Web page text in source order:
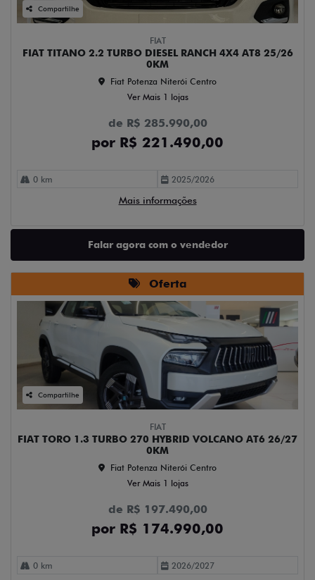
Compartilhe
FIAT
FIAT TITANO 2.2 TURBO DIESEL RANCH 4X4 AT8 25/26
0KM
Fiat Potenza Niterói Centro
Ver Mais 1 lojas
de R$ 285.990,00
por R$ 221.490,00
0 km 2025/2026
Mais informações
Falar agora com o vendedor
Oferta
Compartilhe
FIAT
FIAT TORO 1.3 TURBO 270 HYBRID VOLCANO AT6 26/27
0KM
Fiat Potenza Niterói Centro
Ver Mais 1 lojas
de R$ 197.490,00
por R$ 174.990,00
0 km 2026/2027